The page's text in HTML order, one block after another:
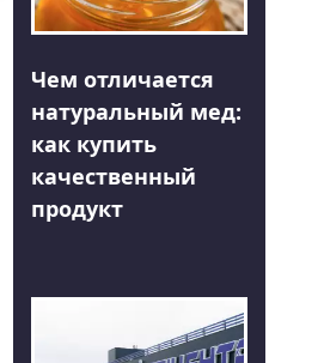
Чем отличается
натуральный мед:
как купить
качественный
продукт